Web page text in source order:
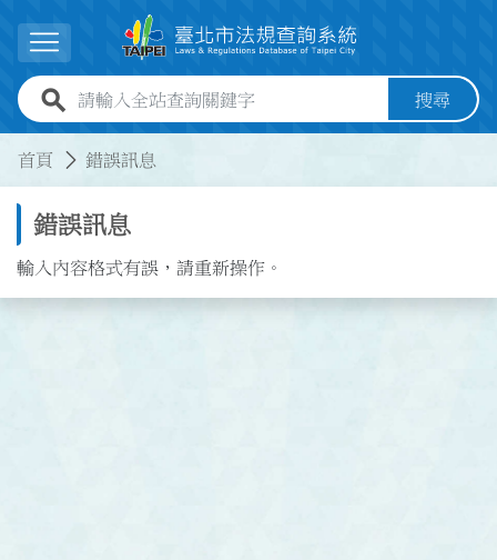
展開選單
全站查詢關鍵字欄位 搜尋
首頁 錯誤訊息
錯誤訊息
輸入內容格式有誤，請重新操作。